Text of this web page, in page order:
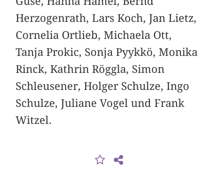
Herzogenrath, Lars Koch, Jan Lietz,
Cornelia Ortlieb, Michaela Ott,
Tanja Prokic, Sonja Pyykkö, Monika
Rinck, Kathrin Röggla, Simon
Schleusener, Holger Schulze, Ingo
Schulze, Juliane Vogel und Frank
Witzel.